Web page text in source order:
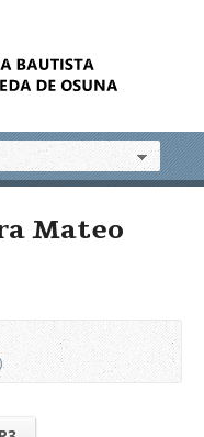
Mateo